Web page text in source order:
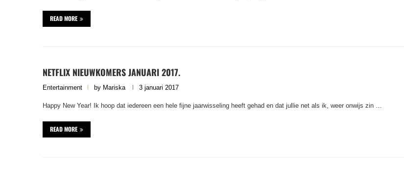
READ MORE
NETFLIX NIEUWKOMERS JANUARI 2017.
Entertainment by Mariska 3 januari 2017
Happy New Year! Ik hoop dat iedereen een hele fijne jaarwisseling heeft gehad en dat jullie net als ik, weer onwijs zin …
READ MORE